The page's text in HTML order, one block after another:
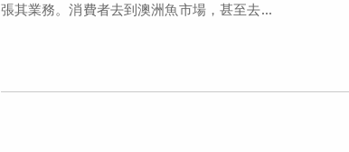
張其業務。消費者去到澳洲魚市場，甚至去...